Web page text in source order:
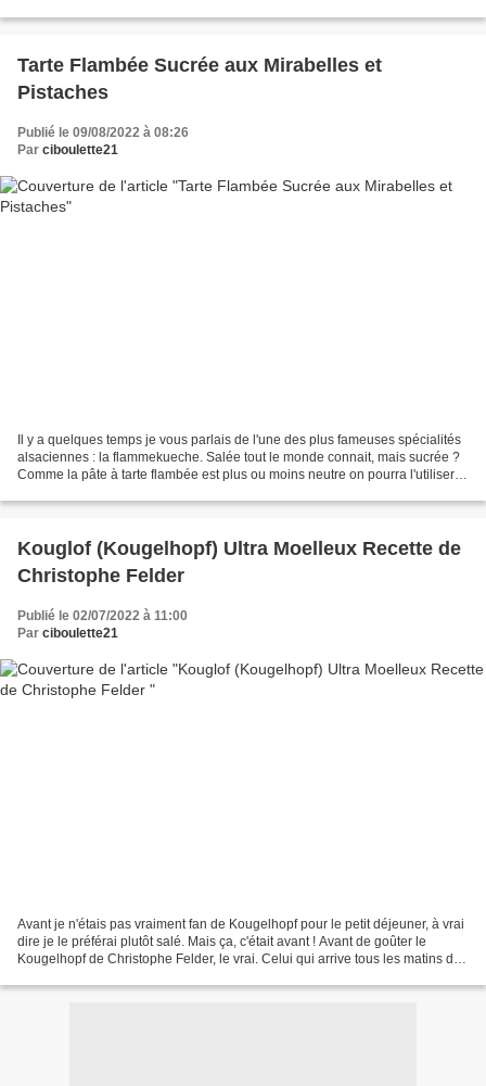
Tarte Flambée Sucrée aux Mirabelles et
Pistaches
Publié le 09/08/2022 à 08:26
Par ciboulette21
Il y a quelques temps je vous parlais de l'une des plus fameuses spécialités
alsaciennes : la flammekueche. Salée tout le monde connait, mais sucrée ?
Comme la pâte à tarte flambée est plus ou moins neutre on pourra l'utiliser
Kouglof (Kougelhopf) Ultra Moelleux Recette de
Christophe Felder
Publié le 02/07/2022 à 11:00
Par ciboulette21
Avant je n'étais pas vraiment fan de Kougelhopf pour le petit déjeuner, à vrai
dire je le préférai plutôt salé. Mais ça, c'était avant ! Avant de goûter le
Kougelhopf de Christophe Felder, le vrai. Celui qui arrive tous les matins de